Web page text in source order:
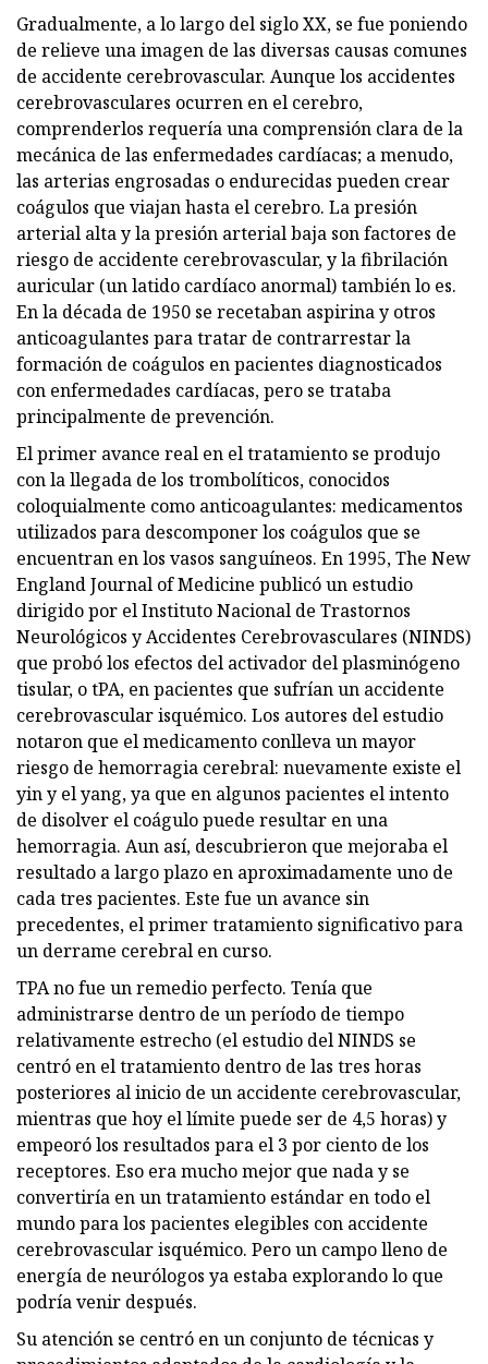
Gradualmente, a lo largo del siglo XX, se fue poniendo
de relieve una imagen de las diversas causas comunes
de accidente cerebrovascular. Aunque los accidentes
cerebrovasculares ocurren en el cerebro,
comprenderlos requería una comprensión clara de la
mecánica de las enfermedades cardíacas; a menudo,
las arterias engrosadas o endurecidas pueden crear
coágulos que viajan hasta el cerebro. La presión
arterial alta y la presión arterial baja son factores de
riesgo de accidente cerebrovascular, y la fibrilación
auricular (un latido cardíaco anormal) también lo es.
En la década de 1950 se recetaban aspirina y otros
anticoagulantes para tratar de contrarrestar la
formación de coágulos en pacientes diagnosticados
con enfermedades cardíacas, pero se trataba
principalmente de prevención.
El primer avance real en el tratamiento se produjo
con la llegada de los trombolíticos, conocidos
coloquialmente como anticoagulantes: medicamentos
utilizados para descomponer los coágulos que se
encuentran en los vasos sanguíneos. En 1995, The New
England Journal of Medicine publicó un estudio
dirigido por el Instituto Nacional de Trastornos
Neurológicos y Accidentes Cerebrovasculares (NINDS)
que probó los efectos del activador del plasminógeno
tisular, o tPA, en pacientes que sufrían un accidente
cerebrovascular isquémico. Los autores del estudio
notaron que el medicamento conlleva un mayor
riesgo de hemorragia cerebral: nuevamente existe el
yin y el yang, ya que en algunos pacientes el intento
de disolver el coágulo puede resultar en una
hemorragia. Aun así, descubrieron que mejoraba el
resultado a largo plazo en aproximadamente uno de
cada tres pacientes. Este fue un avance sin
precedentes, el primer tratamiento significativo para
un derrame cerebral en curso.
TPA no fue un remedio perfecto. Tenía que
administrarse dentro de un período de tiempo
relativamente estrecho (el estudio del NINDS se
centró en el tratamiento dentro de las tres horas
posteriores al inicio de un accidente cerebrovascular,
mientras que hoy el límite puede ser de 4,5 horas) y
empeoró los resultados para el 3 por ciento de los
receptores. Eso era mucho mejor que nada y se
convertiría en un tratamiento estándar en todo el
mundo para los pacientes elegibles con accidente
cerebrovascular isquémico. Pero un campo lleno de
energía de neurólogos ya estaba explorando lo que
podría venir después.
Su atención se centró en un conjunto de técnicas y